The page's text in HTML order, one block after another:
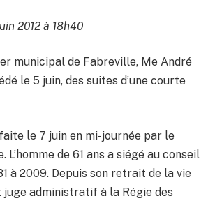
2012 à 18h40
municipal de Fabreville, Me André
le 5 juin, des suites d’une courte
faite le 7 juin en mi-journée par le
L’homme de 61 ans a siégé au conseil
à 2009. Depuis son retrait de la vie
administratif à la Régie des